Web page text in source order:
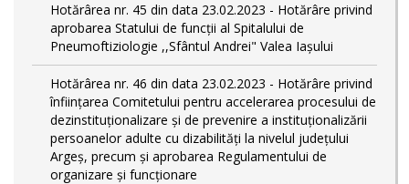
Hotărârea nr. 45 din data 23.02.2023 - Hotărâre privind
aprobarea Statului de funcții al Spitalului de
Pneumoftiziologie ,,Sfântul Andrei" Valea Iașului
Hotărârea nr. 46 din data 23.02.2023 - Hotărâre privind
înființarea Comitetului pentru accelerarea procesului de
dezinstituționalizare şi de prevenire a instituționalizării
persoanelor adulte cu dizabilități la nivelul județului
Argeș, precum și aprobarea Regulamentului de
organizare și funcționare